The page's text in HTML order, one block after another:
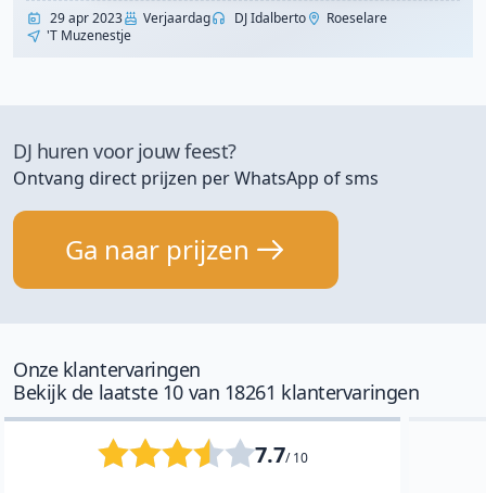
29 apr 2023 Verjaardag DJ Idalberto
Roeselare
'T Muzenestje
DJ huren voor jouw feest?
Ontvang direct prijzen per WhatsApp of sms
Ga naar prijzen
Onze klantervaringen
Bekijk de laatste 10 van 18261 klantervaringen
7.7/ 10